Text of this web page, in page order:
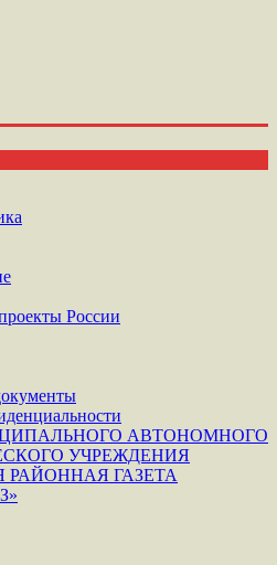
АЗ
АЗ
России
АВТОНОМНОГО
УЧРЕЖДЕНИЯ
ГАЗЕТА